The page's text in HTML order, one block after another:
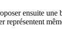
ensuite une
représentent